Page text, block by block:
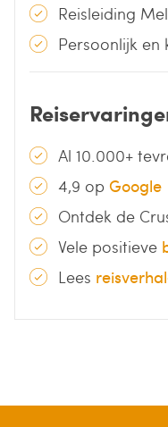
Reisleiding
Persoonlijk en
Al 10.000+
4,9 op Google
Ontdek de
Vele positieve
Lees